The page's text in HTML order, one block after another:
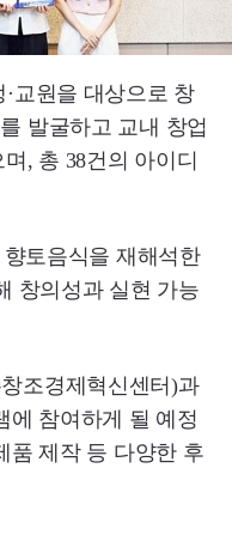
교원을 대상으로 창
발굴하고 교내 창업
, 총 38건의 아이디
향토음식을 재해석한
창의성과 실현 가능
조경제혁신센터)과
에 참여하게 될 예정
품 제작 등 다양한 후